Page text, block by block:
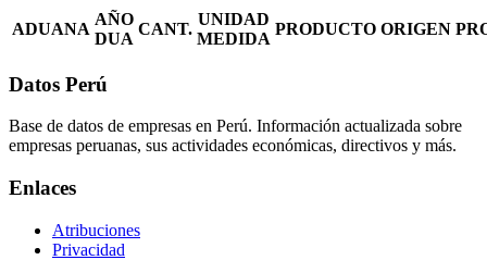
ADUANA
AÑO
DUA
CANT.
UNIDAD
MEDIDA
PRODUCTO ORIGEN
Datos Perú
Base de datos de empresas en Perú. Información actualizada sobre
empresas peruanas, sus actividades económicas, directivos y más.
Enlaces
Atribuciones
Privacidad